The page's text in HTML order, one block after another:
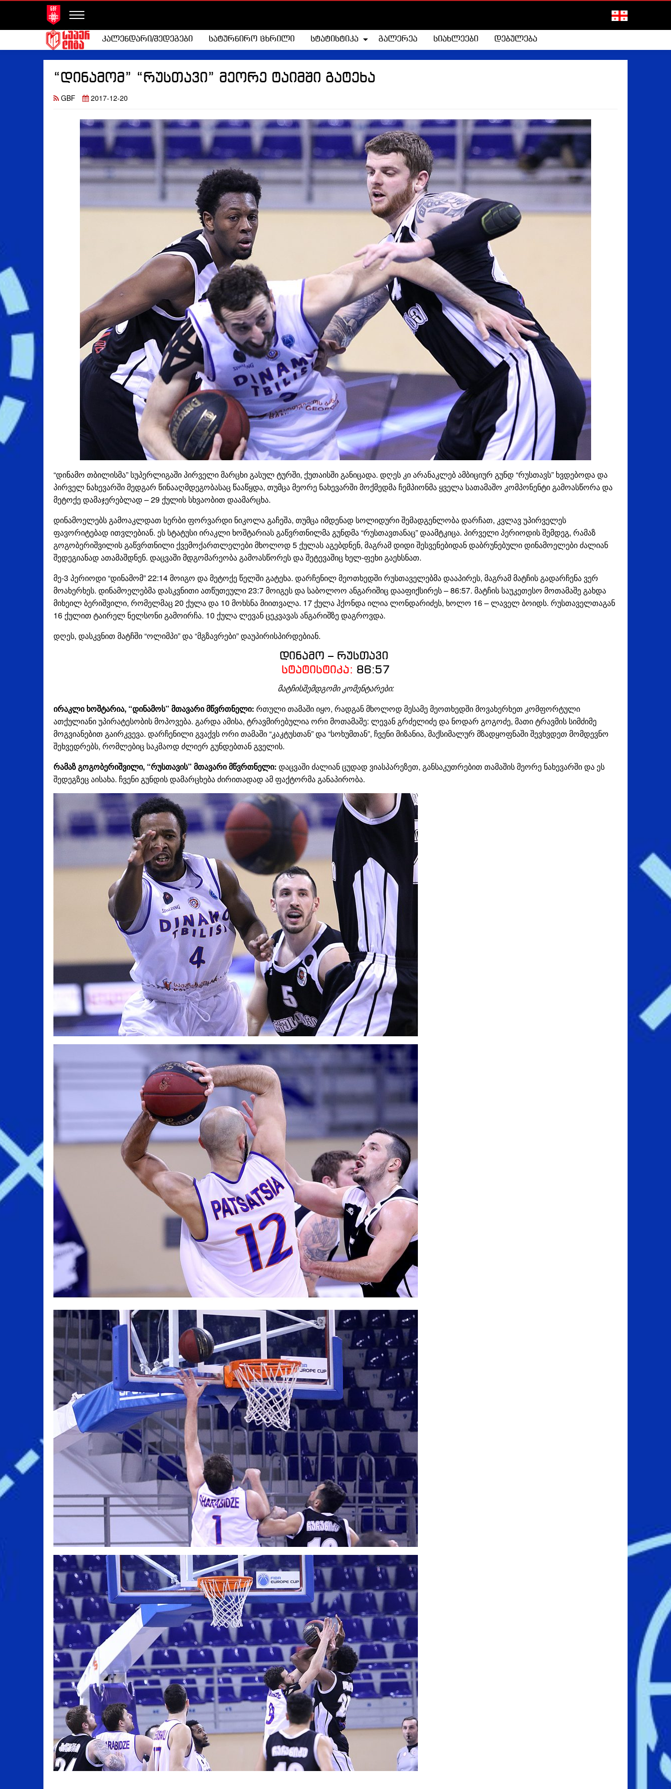
კალენდარი/შედეგები სატურნირო ცხრილი სტატისტიკა გალერეა სიახლეები დებულება
“დინამომ” “რუსთავი” მეორე ტაიმში გატეხა
GBF 2017-12-20
“დინამო თბილისმა” სუპერლიგაში პირველი მარცხი გასულ ტურში, ქუთაისში განიცადა. დღეს კი არანაკლებ ამბიციურ გუნდ “რუსთავს” ხვდებოდა და
პირველ ნახევარში მედგარ წინააღმდეგობასაც წააწყდა, თუმცა მეორე ნახევარში მოქმედმა ჩემპიონმა ყველა სათამაშო კომპონენტი გამოასწორა და
მეტოქე დამაჯერებლად – 29 ქულის სხვაობით დაამარცხა.
დინამოელებს გამოაკლდათ სერბი ფორვარდი ნიკოლა გაჩეშა, თუმცა იმდენად სოლიდური შემადგენლობა დარჩათ, კვლავ უპირველეს
ფავორიტებად ითვლებიან. ეს სტატუსი ირაკლი ხოშტარიას გაწვრთნილმა გუნდმა “რუსთავთანაც” დაამტკიცა. პირველი პერიოდის შემდეგ, რამაზ
გოგობერიშვილის გაწვრთნილი ქვემოქართლელები მხოლოდ 5 ქულას აგებდნენ, მაგრამ დიდი შესვენებიდან დაბრუნებული დინამოელები ძალიან
შედეგიანად ათამაშდნენ. დაცვაში მდგომარეობა გამოასწორეს და შეტევაშიც ხელ-ფეხი გაეხსნათ.
მე-3 პერიოდი “დინამომ” 22:14 მოიგო და მეტოქე წელში გატეხა. დარჩენილ მეოთხედში რუსთაველებმა დააპირეს, მაგრამ მატჩის გადარჩენა ვერ
მოახერხეს. დინამოელებმა დასკვნითი ათწუთეული 23:7 მოიგეს და საბოლოო ანგარიშიც დააფიქსირეს – 86:57. მატჩის საუკეთესო მოთამაშე გახდა
მიხეილ ბერიშვილი, რომელმაც 20 ქულა და 10 მოხსნა მიითვალა. 17 ქულა ჰქონდა ილია ლონდარიძეს, ხოლო 16 – ლაველ ბოიდს. რუსთაველთაგან
16 ქულით ტაირელ ნელსონი გამოირჩა. 10 ქულა ლევან ცეკვავას ანგარიშზე დაგროვდა.
დღეს, დასკვნით მატჩში “ოლიმპი” და “მგზავრები” დაუპირისპირდებიან.
დინამო – რუსთავი
სტატისტიკა: 86:57
მატჩისშემდგომი კომენტარები:
ირაკლი ხოშტარია, “დინამოს” მთავარი მწვრთნელი: რთული თამაში იყო, რადგან მხოლოდ მესამე მეოთხედში მოვახერხეთ კომფორტული
ათქულიანი უპირატესობის მოპოვება. გარდა ამისა, ტრავმირებულია ორი მოთამაშე: ლევან გრძელიძე და ნოდარ გოგოძე, მათი ტრავმის სიმძიმე
მოგვიანებით გაირკვევა. დარჩენილი გვაქვს ორი თამაში “კაკტუსთან” და “სოხუმთან”, ჩვენი მიზანია, მაქსიმალურ მზადყოფნაში შევხვდეთ მომდევნო
შეხვედრებს, რომლებიც საკმაოდ ძლიერ გუნდებთან გველის.
რამაზ გოგობერიშვილი, “რუსთავის” მთავარი მწვრთნელი: დაცვაში ძალიან ცუდად ვიასპარეზეთ, განსაკუთრებით თამაშის მეორე ნახევარში და ეს
შედეგზეც აისახა. ჩვენი გუნდის დამარცხება ძირითადად ამ ფაქტორმა განაპირობა.